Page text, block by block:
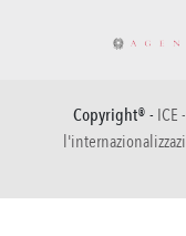
Copyright® - ICE